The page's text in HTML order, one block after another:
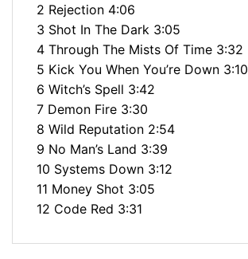
2 Rejection 4:06
3 Shot In The Dark 3:05
4 Through The Mists Of Time 3:32
5 Kick You When You’re Down 3:10
6 Witch’s Spell 3:42
7 Demon Fire 3:30
8 Wild Reputation 2:54
9 No Man’s Land 3:39
10 Systems Down 3:12
11 Money Shot 3:05
12 Code Red 3:31